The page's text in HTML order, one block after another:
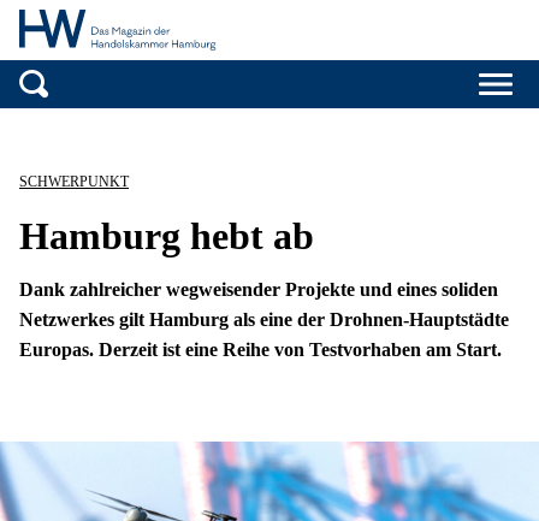
Handelskammer
SCHWERPUNKT
Hamburg hebt ab
Dank zahlreicher wegweisender Projekte und eines soliden
Netzwerkes gilt Hamburg als eine der Drohnen-Hauptstädte
Europas. Derzeit ist eine Reihe von Testvorhaben am Start.